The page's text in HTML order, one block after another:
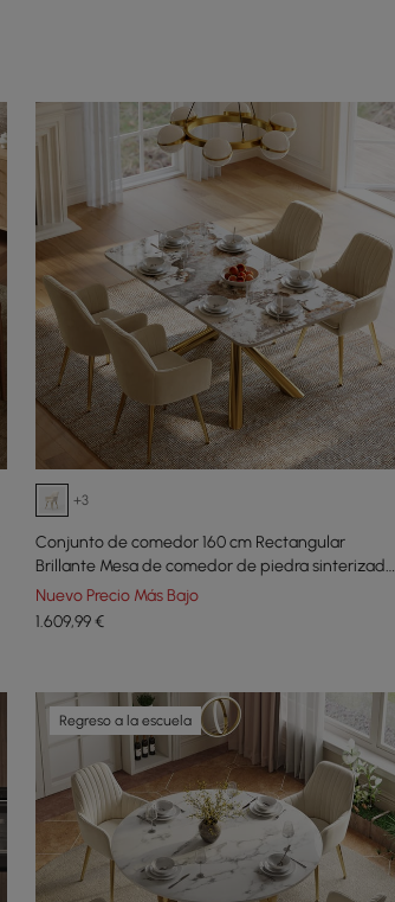
+3
Conjunto de comedor 160 cm Rectangular
Brillante Mesa de comedor de piedra sinterizada
Pandora con 4 sillas
Nuevo Precio Más Bajo
1.609,99€
Regreso a la escuela